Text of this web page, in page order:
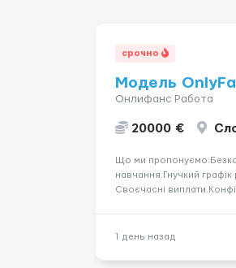
срочно
Модель
Онлифанс Работа
20000 €
Що ми
навчання.Гнучкий
Своєчасні
розвиватися.Досвід не
зацікавила вакансія —
зв’яжемося ...
1 день назад